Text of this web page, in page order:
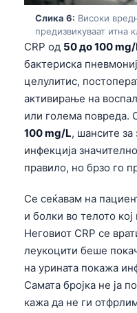
Слика 6: Високи
предизвикуваат итна
CRP од 50 до 100
бактериска
целулитис,
активирање на
или голема повреда.
100 mg/L, шансите за
инфекција
правило, но брзо го
Се сеќавам на
и болки во телото
Неговиот CRP се
леукоцити беше
на урината покажа
Самата бројка не ја
кажа да не ги
日本語
Čeština
ქართული
Русский
Lietuvių kalba
한국어
Slovenščina
Magyar
Shqip
اردو
मराठी
తెలుగు